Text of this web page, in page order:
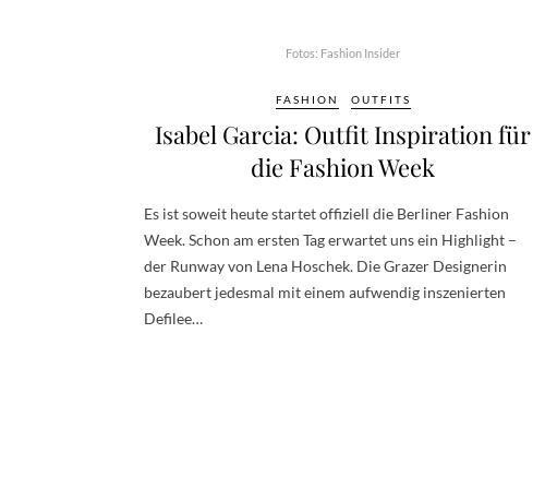
Fotos: Fashion Insider
FASHION OUTFITS
Isabel Garcia: Outfit Inspiration für
die Fashion Week
Es ist soweit heute startet offiziell die Berliner Fashion
Week. Schon am ersten Tag erwartet uns ein Highlight –
der Runway von Lena Hoschek. Die Grazer Designerin
bezaubert jedesmal mit einem aufwendig inszenierten
Defilee…